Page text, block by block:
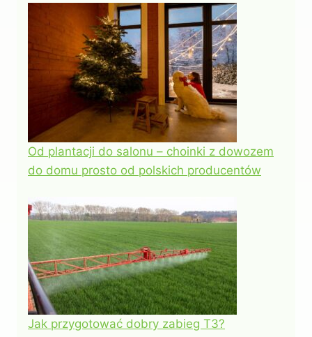
Od plantacji do salonu – choinki z dowozem
do domu prosto od polskich producentów
Jak przygotować dobry zabieg T3?